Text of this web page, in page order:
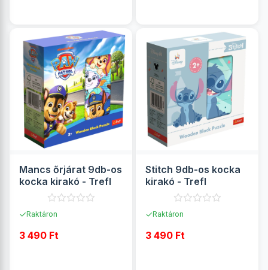
Mancs őrjárat 9db-os
kocka kirakó - Trefl
✓Raktáron
3 490 Ft
Stitch 9db-os kocka
kirakó - Trefl
✓Raktáron
3 490 Ft